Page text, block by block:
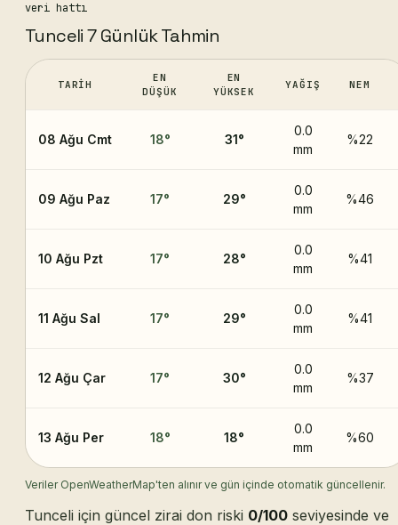
veri hattı
Tunceli 7 Günlük Tahmin
TARIH
EN
DÜŞÜK
EN
YÜKSEK
YAĞIŞ NEM
08 Ağu Cmt 18° 31°
0.0
mm
%22
09 Ağu Paz 17° 29°
0.0
mm
%46
10 Ağu Pzt 17° 28°
0.0
mm
%41
11 Ağu Sal 17° 29°
0.0
mm
%41
12 Ağu Çar 17° 30°
0.0
mm
%37
13 Ağu Per 18° 18°
0.0
mm
%60
Veriler OpenWeatherMap'ten alınır ve gün içinde otomatik güncellenir.
Tunceli için güncel zirai don riski 0/100 seviyesinde ve